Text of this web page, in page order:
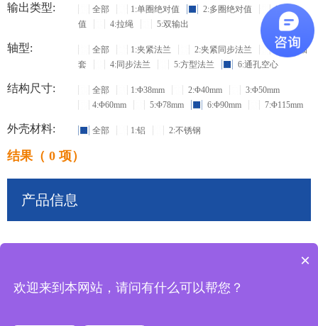
输出类型: 全部 1:单圈绝对值 2:多圈绝对值
3:增量
值
4:拉绳 5:双输出
轴型: 全部 1:夹紧法兰 2:夹紧同步法兰
3:盲孔轴
套
4:同步法兰 5:方型法兰 6:通孔空心
结构尺寸: 全部 1:Φ38mm 2:Φ40mm
3:Φ50mm
4:Φ60mm
5:Φ78mm 6:Φ90mm 7:Φ115mm
外壳材料: 全部 1:铝 2:不锈钢
结果（ 0 项）
产品信息
×
欢迎来到本网站，请问有什么可以帮您？